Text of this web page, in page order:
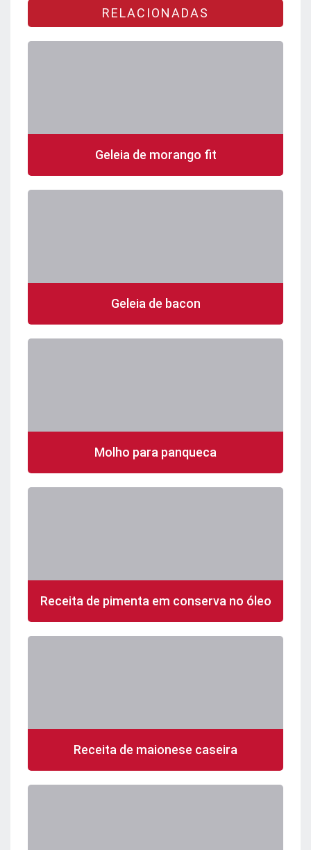
RELACIONADAS
Geleia de morango fit
Geleia de bacon
Molho para panqueca
Receita de pimenta em conserva no óleo
Receita de maionese caseira